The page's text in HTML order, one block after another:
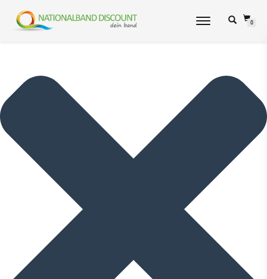
Cookie-Zustimmung verwalten
NAVIGATION
0